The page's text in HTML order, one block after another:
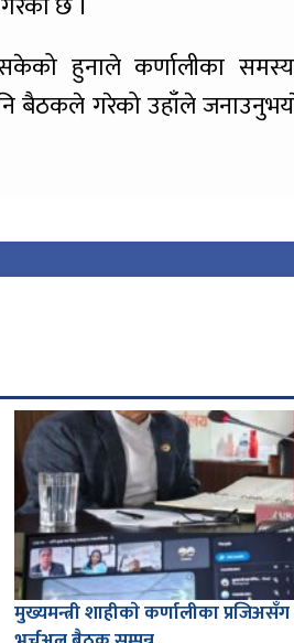
हुनाले कर्णालीका
बैठकले गरेको उहाँले
मुख्यमन्त्री शाहीकाे कर्णालीका प्रजिअसँग